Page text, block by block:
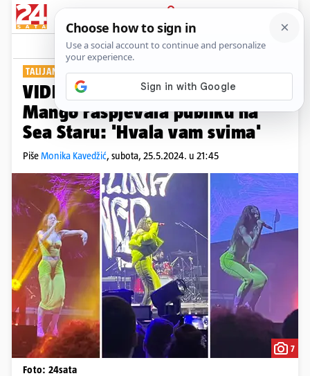
PRIJAVA
Show Komentari
TALIJANSKA PREDSTAVNICA NA EUROSONGU
VIDEO Koja atmosfera! Angelina
Mango raspjevala publiku na
Sea Staru: 'Hvala vam svima'
PišeMonika Kavedžić, subota, 25.5.2024. u 21:45
7
Foto: 24sata